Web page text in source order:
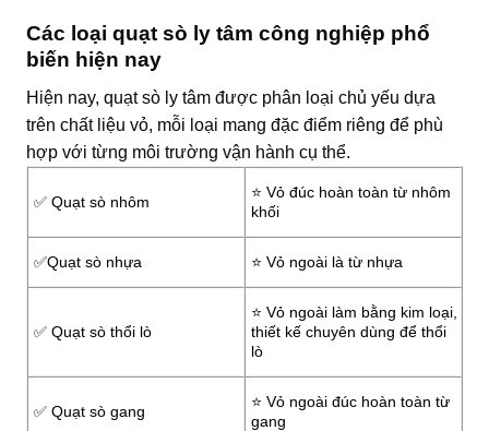
Các loại quạt sò ly tâm công nghiệp phổ
biến hiện nay
Hiện nay, quạt sò ly tâm được phân loại chủ yếu dựa
trên chất liệu vỏ, mỗi loại mang đặc điểm riêng để phù
hợp với từng môi trường vận hành cụ thể.
✅ Quạt sò nhôm
⭐️ Vỏ đúc hoàn toàn từ nhôm
khối
✅Quạt sò nhựa ⭐️ Vỏ ngoài là từ nhựa
✅ Quạt sò thổi lò
⭐️ Vỏ ngoài làm bằng kim loại,
thiết kế chuyên dùng để thổi
lò
✅ Quạt sò gang
⭐️ Vỏ ngoài đúc hoàn toàn từ
gang